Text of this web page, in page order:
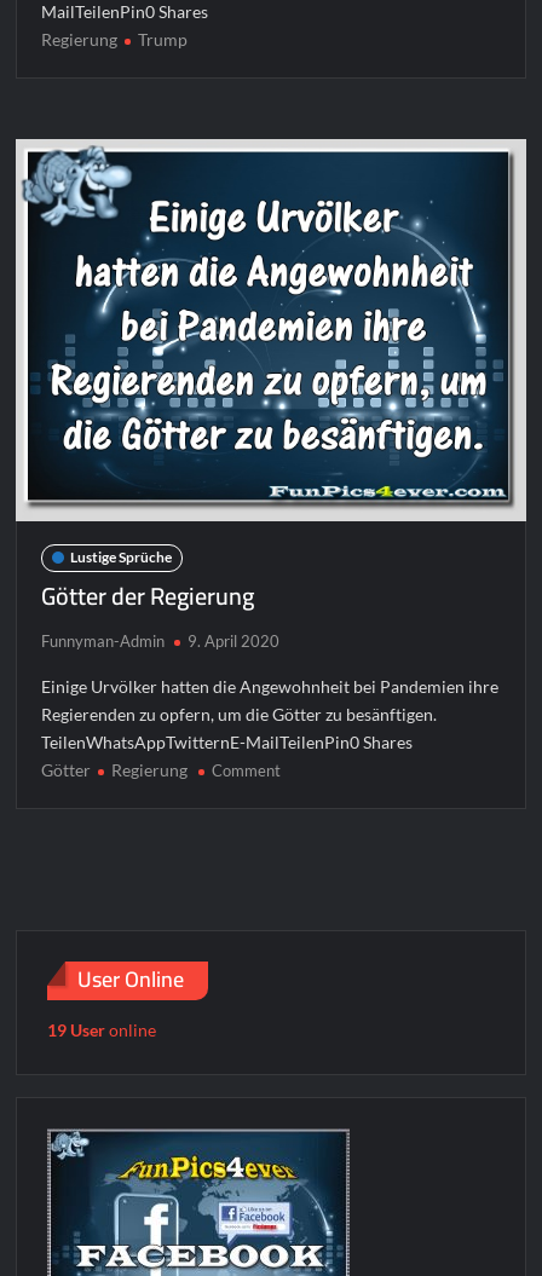
MailTeilenPin0 Shares
Regierung
Trump
Lustige Sprüche
Götter der Regierung
Funnyman-Admin 9. April 2020
Einige Urvölker hatten die Angewohnheit bei Pandemien ihre
Regierenden zu opfern, um die Götter zu besänftigen.
TeilenWhatsAppTwitternE-MailTeilenPin0 Shares
Götter
Regierung Commenton
User Online
19 Useronline